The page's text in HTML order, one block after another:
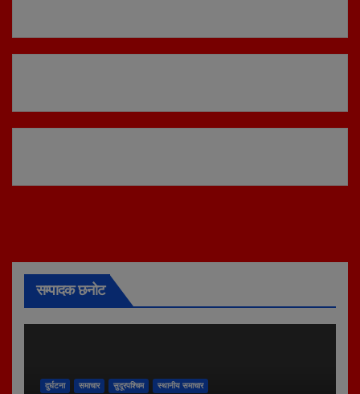
सम्पादक छनोट
दुर्घटना समाचार सुदूरपश्चिम स्थानीय समाचार